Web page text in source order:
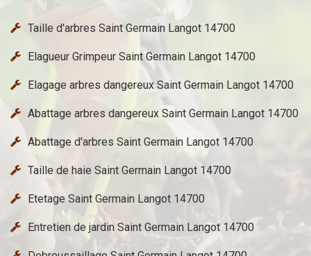
Taille d'arbres Saint Germain Langot 14700
Elagueur Grimpeur Saint Germain Langot 14700
Elagage arbres dangereux Saint Germain Langot 14700
Abattage arbres dangereux Saint Germain Langot 14700
Abattage d'arbres Saint Germain Langot 14700
Taille de haie Saint Germain Langot 14700
Etetage Saint Germain Langot 14700
Entretien de jardin Saint Germain Langot 14700